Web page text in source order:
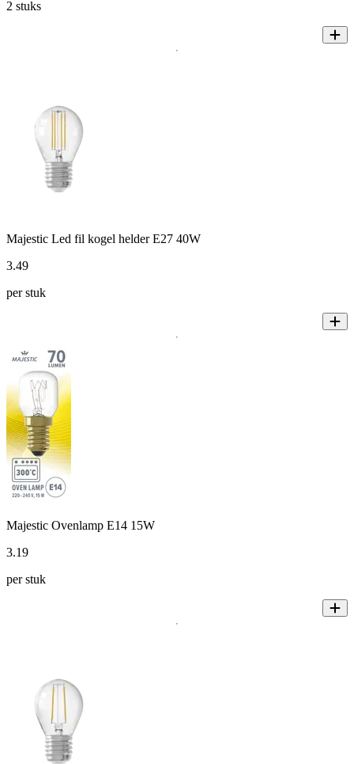
2 stuks
Majestic Led fil kogel helder E27 40W
3.49
per stuk
Majestic Ovenlamp E14 15W
3.19
per stuk